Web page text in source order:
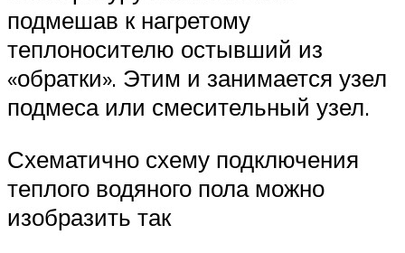
подмешав к нагретому
теплоносителю остывший из
«обратки». Этим и занимается узел
подмеса или смесительный узел.
Схематично схему подключения
теплого водяного пола можно
изобразить так